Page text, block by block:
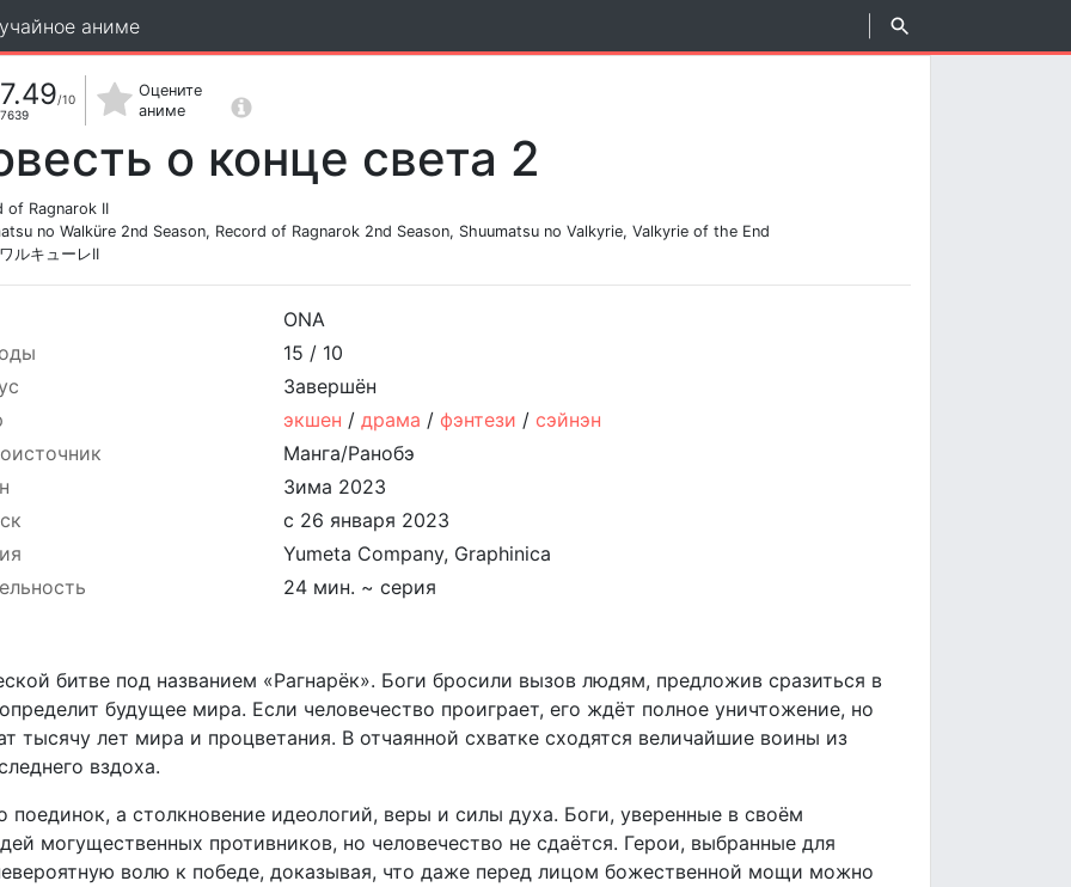
аниме
7.49/10
7639
Оцените
аниме
о конце света 2
of Ragnarok II
no Walküre 2nd Season, Record of Ragnarok 2nd Season, Shuumatsu no Valkyrie, Valkyrie of the End
ルキューレII
ONA
15 / 10
Завершён
экшен /драма /фэнтези /сэйнэн
Манга/Ранобэ
Зима 2023
с 26 января 2023
Yumeta Company, Graphinica
24 мин. ~ серия
битве под названием «Рагнарёк». Боги бросили вызов людям, предложив сразиться в
будущее мира. Если человечество проиграет, его ждёт полное уничтожение, но
тысячу лет мира и процветания. В отчаянной схватке сходятся величайшие воины из
вздоха.
а столкновение идеологий, веры и силы духа. Боги, уверенные в своём
могущественных противников, но человечество не сдаётся. Герои, выбранные для
волю к победе, доказывая, что даже перед лицом божественной мощи можно